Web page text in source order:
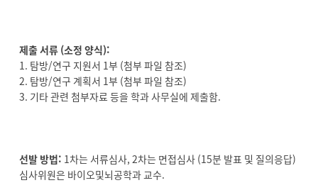
제출 서류 (소정 양식):
1. 탐방/연구 지원서 1부 (첨부 파일 참조)
2. 탐방/연구 계획서 1부 (첨부 파일 참조)
3. 기타 관련 첨부자료 등을 학과 사무실에 제출함.
선발 방법: 1차는 서류심사, 2차는 면접심사 (15분 발표 및 질의응답)
심사위원은 바이오및뇌공학과 교수.